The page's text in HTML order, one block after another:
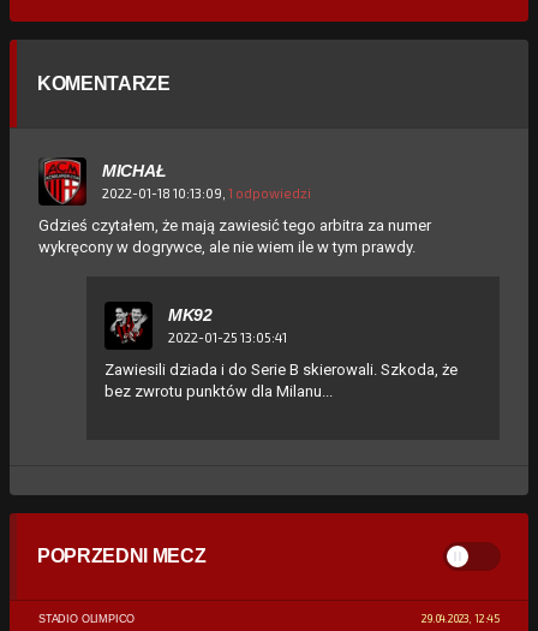
KOMENTARZE
MICHAŁ
2022-01-18 10:13:09, 1 odpowiedzi
Gdzieś czytałem, że mają zawiesić tego arbitra za numer
wykręcony w dogrywce, ale nie wiem ile w tym prawdy.
MK92
2022-01-25 13:05:41
Zawiesili dziada i do Serie B skierowali. Szkoda, że
bez zwrotu punktów dla Milanu...
POPRZEDNI MECZ
STADIO OLIMPICO 29.04.2023, 12:45